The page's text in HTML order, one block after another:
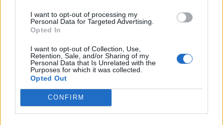
I want to opt-out of processing my
Personal Data for Targeted Advertising.
Opted In
I want to opt-out of Collection, Use,
Retention, Sale, and/or Sharing of my
Personal Data that Is Unrelated with the
Purposes for which it was collected.
Opted Out
CONFIRM
Πάτρα: «Κλείνει» ξανά το Ακτινολογικό στο
Καραμανδάνειο μέσα στον Αύγουστο
ΕΠΙΚΑΙΡΌΤΗΤΑ 22/07/2026 - 17:44